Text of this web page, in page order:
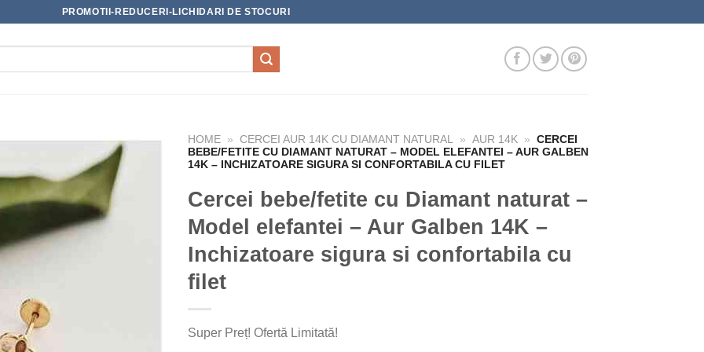
PROMOTII-REDUCERI-LICHIDARI DE STOCURI
HOME » CERCEI AUR 14K CU DIAMANT NATURAL » AUR 14K »
CERCEI
BEBE/FETITE CU DIAMANT NATURAT – MODEL ELEFANTEI – AUR GALBEN
14K – INCHIZATOARE SIGURA SI CONFORTABILA CU FILET
Cercei bebe/fetite cu Diamant naturat –
Model elefantei – Aur Galben 14K –
Inchizatoare sigura si confortabila cu
filet
Super Preț! Ofertă Limitată!